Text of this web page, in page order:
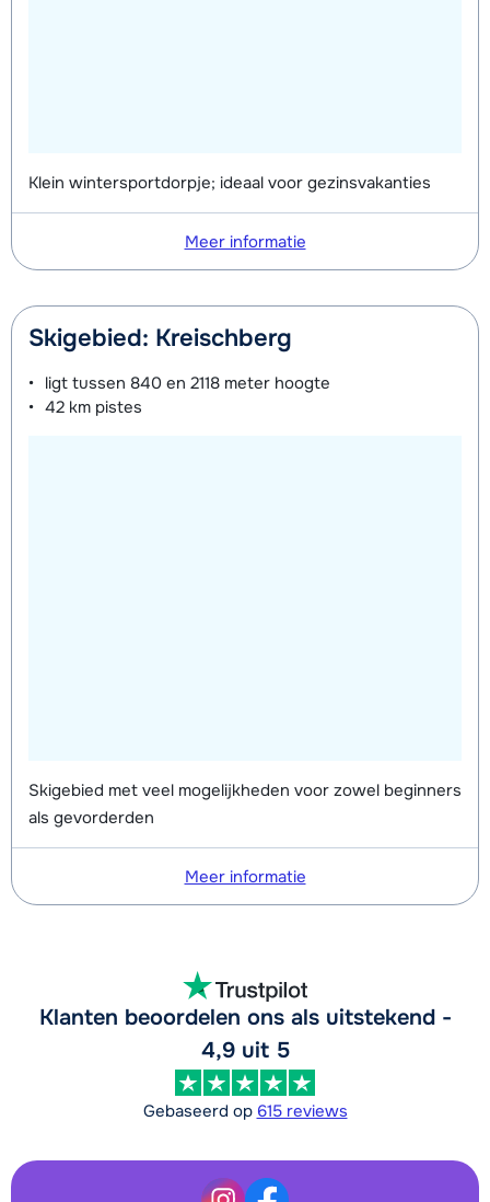
Klein wintersportdorpje; ideaal voor gezinsvakanties
Meer informatie
Skigebied: Kreischberg
ligt tussen 840 en 2118 meter hoogte
42 km pistes
Skigebied met veel mogelijkheden voor zowel beginners
als gevorderden
Meer informatie
Klanten beoordelen ons als uitstekend -
4,9 uit 5
Gebaseerd op 615 reviews